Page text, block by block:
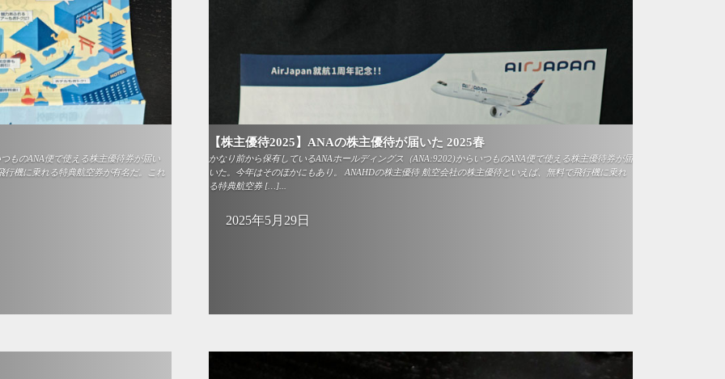
ものANA便で使える株主優待券が届い
機に乗れる特典航空券が有名だ。これ
【株主優待2025】ANAの株主優待が届いた 2025春
かなり前から保有しているANAホールディングス（ANA:9202)からいつものANA便で使える株主優待券が届
いた。今年はそのほかにもあり。 ANAHDの株主優待 航空会社の株主優待といえば、無料で飛行機に乗れ
る特典航空券 […]...
2025年5月29日